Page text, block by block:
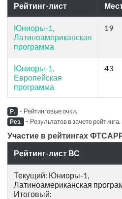
Рейтинг-лист
Юниоры-1,
Латиноамериканская
программа
19
Юниоры-1,
Европейская
программа
43
Р. - Рейтинговые очки.
Рез. - Результатов в зачете рейтинга.
Участие в рейтингах
Рейтинг-лист ВС
Текущий: Юниоры-1,
Латиноамериканская
Итоговый: